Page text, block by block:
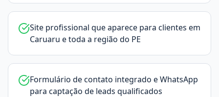
Site profissional que aparece para clientes em
Caruaru e toda a região do PE
Formulário de contato integrado e WhatsApp
para captação de leads qualificados